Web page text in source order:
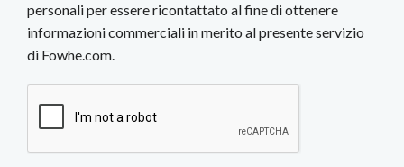
personali per essere ricontattato al fine di ottenere
informazioni commerciali in merito al presente servizio
di Fowhe.com.